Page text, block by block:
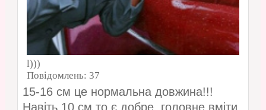
l)))
Повідомлень: 37
15-16 см це нормальна довжина!!!
Навіть 10 см то є добре, головне вміти